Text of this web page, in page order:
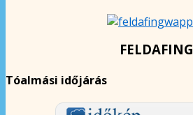
FELDAFING
Tóalmási időjárás